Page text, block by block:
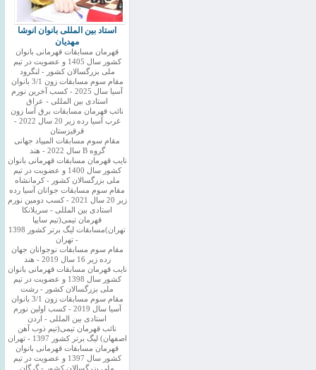
استاد بین المللی بانوان انوشا
مهدیان
قهرمان مسابقات قهرمانی بانوان
کشور سال 1405 و عضویت در تیم
ملی بزرگسالان کشور - لنگرود
مقام سوم مسابقات زون 3/1 بانوان
آسیا سال 2025 - کسب آخرین نورم
استادی بین المللی - عراق
نائب قهرمان مسابقات برق آسا زون
غرب آسیا رده زیر 20 سال 2022 -
قرقیزستان
مقام سوم مسابقات المپیاد جهانی
گروه B سال 2022 - هند
نایب قهرمان مسابقات قهرمانی بانوان
کشور سال 1400 و عضویت در تیم
ملی بزرگسالان کشور - کرمانشاه
مقام سوم مسابقات جوانان آسیا رده
زیر 20 سال 2021 - کسب دومین نورم
استادی بین المللی - سریلانکا
قهرمان تیمی(تیم سایپا
تهران)مسابقات لیگ برتر کشور 1398
- تهران
مقام سوم مسابقات نوجوانان جهان
رده زیر 16 سال 2019 - هند
نایب قهرمان مسابقات قهرمانی بانوان
کشور سال 1398 و عضویت در تیم
ملی بزرگسالان کشور - رشت
مقام سوم مسابقات زون 3/1 بانوان
آسیا سال 2019 - کسب اولین نورم
استادی بین المللی - اردن
نائب قهرمان تیمی(تیم ذوب آهن
اصفهان) لیگ برتر کشور 1397 - تهران
قهرمان مسابقات قهرمانی بانوان
کشور سال 1397 و عضویت در تیم
ملی بزرگسالان کشور - گرگان